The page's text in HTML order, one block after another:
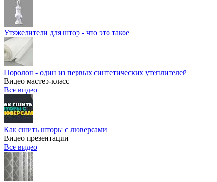
Утяжелители для штор - что это такое
Поролон - один из первых синтетических утеплителей
Видео мастер-класс
Все видео
Как сшить шторы с люверсами
Видео презентации
Все видео